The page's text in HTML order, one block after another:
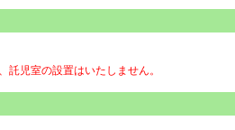
児室の設置はいたしません。